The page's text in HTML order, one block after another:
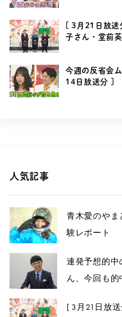
[ 3月21日放
子さん・堂前
今週の反省会
14日放送分 ]
人気記事
青木愛のやま
験レポート
連発予想的中
ん、今回も的
[ 3月21日放